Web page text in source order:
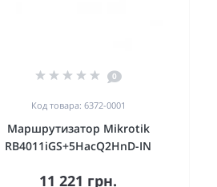
0
Код товара: 6372-0001
Маршрутизатор Mikrotik
RB4011iGS+5HacQ2HnD-IN
11 221 грн.